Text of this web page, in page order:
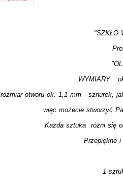
"SZKŁO
WYMIARY
rozmiar otworu ok. 1,1 mm - sznurek,
więc możecie stworzyć
Każda sztuka różni się
Przepiękne i
1